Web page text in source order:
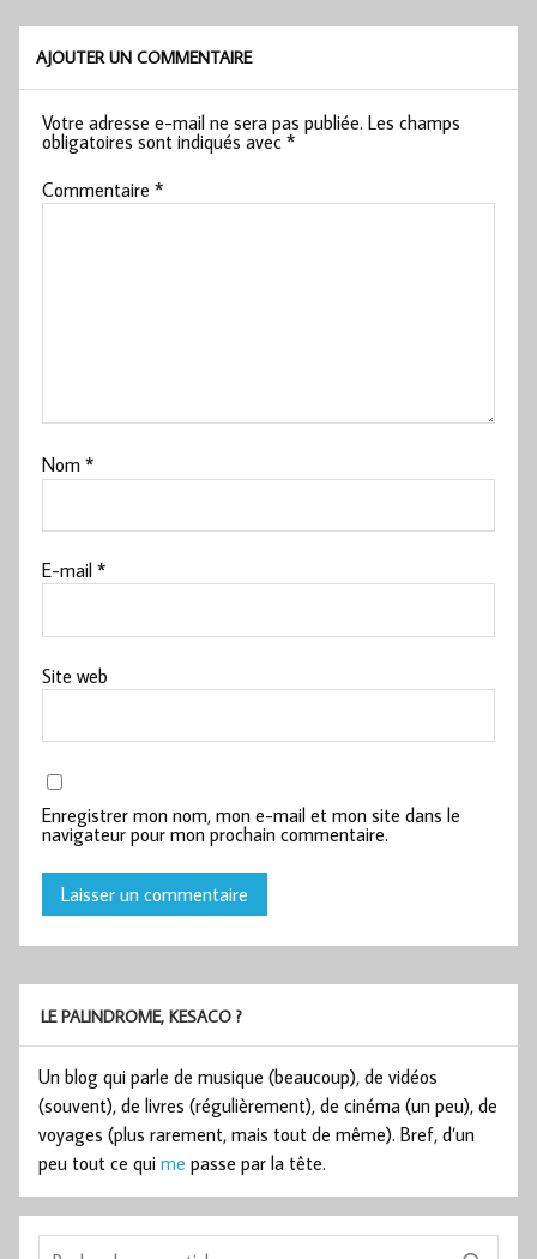
AJOUTER UN COMMENTAIRE
Votre adresse e-mail ne sera pas publiée. Les champs
obligatoires sont indiqués avec*
Commentaire*
Nom*
E-mail*
Site web
Enregistrer mon nom, mon e-mail et mon site dans le
navigateur pour mon prochain commentaire.
LE PALINDROME, KESACO ?
Un blog qui parle de musique (beaucoup), de vidéos
(souvent), de livres (régulièrement), de cinéma (un peu), de
voyages (plus rarement, mais tout de même). Bref, d’un
peu tout ce qui me passe par la tête.